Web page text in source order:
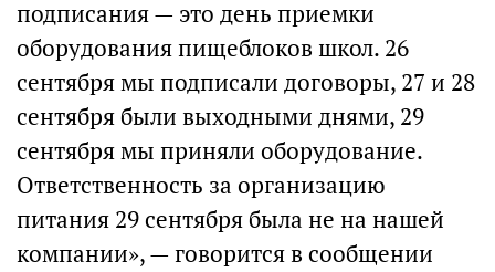
подписания — это день приемки
оборудования пищеблоков школ. 26
сентября мы подписали договоры, 27 и 28
сентября были выходными днями, 29
сентября мы приняли оборудование.
Ответственность за организацию
питания 29 сентября была не на нашей
компании», — говорится в сообщении